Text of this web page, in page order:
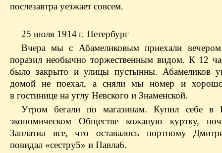
послезавтра уезжает совсем.
25 июля 1914 г. Петербург
Вчера мы с Абамеликовым приехали
поразил необычно торжественным видом. К 12
было закрыто и улицы пустынны. Абамеликов
домой не поехал, а сняли мы номер и хорошо
в гостинице на углу Невского и Знаменской.
Утром бегали по магазинам. Купил себе в
экономическом Обществе кожаную куртку,
Заплатил все, что оставалось портному
повидал «сестру5» и Павла6.